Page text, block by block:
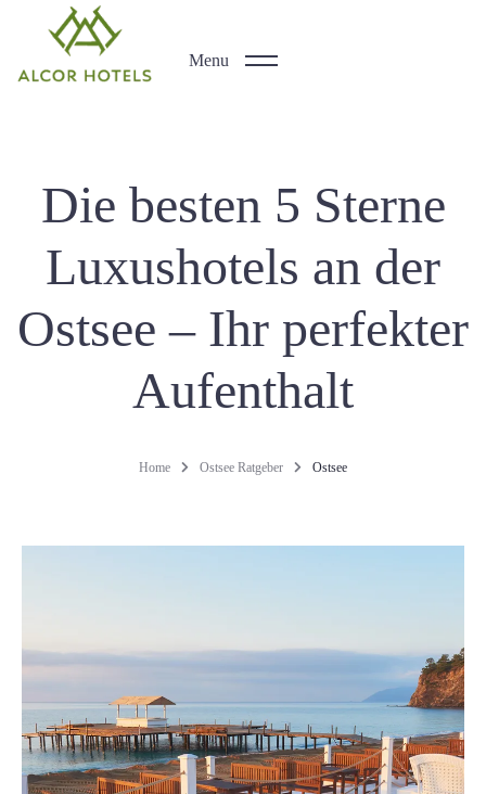
Menu
Die besten 5 Sterne
Luxushotels an der
Ostsee – Ihr perfekter
Aufenthalt
Home Ostsee Ratgeber Ostsee